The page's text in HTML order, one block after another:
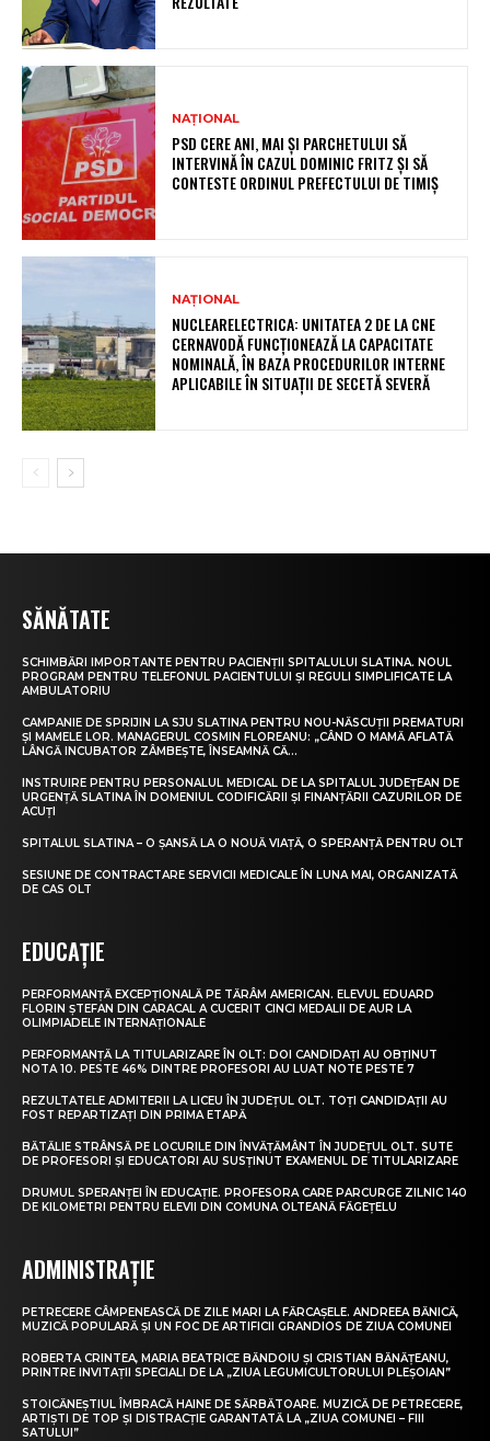
NAȚIONAL
PSD CERE ANI, MAI ȘI PARCHETULUI SĂ
INTERVINĂ ÎN CAZUL DOMINIC FRITZ ȘI SĂ
CONTESTE ORDINUL PREFECTULUI DE TIMIȘ
NAȚIONAL
NUCLEARELECTRICA: UNITATEA 2 DE LA CNE
CERNAVODĂ FUNCȚIONEAZĂ LA CAPACITATE
NOMINALĂ, ÎN BAZA PROCEDURILOR INTERNE
APLICABILE ÎN SITUAȚII DE SECETĂ SEVERĂ
SĂNĂTATE
SCHIMBĂRI IMPORTANTE PENTRU PACIENȚII SPITALULUI SLATINA. NOUL
PROGRAM PENTRU TELEFONUL PACIENTULUI ȘI REGULI SIMPLIFICATE LA
AMBULATORIU
CAMPANIE DE SPRIJIN LA SJU SLATINA PENTRU NOU-NĂSCUȚII PREMATURI
ȘI MAMELE LOR. MANAGERUL COSMIN FLOREANU: „CÂND O MAMĂ AFLATĂ
LÂNGĂ INCUBATOR ZÂMBEȘTE, ÎNSEAMNĂ CĂ...
INSTRUIRE PENTRU PERSONALUL MEDICAL DE LA SPITALUL JUDEȚEAN DE
URGENȚĂ SLATINA ÎN DOMENIUL CODIFICĂRII ȘI FINANȚĂRII CAZURILOR DE
ACUȚI
SPITALUL SLATINA – O ȘANSĂ LA O NOUĂ VIAȚĂ, O SPERANȚĂ PENTRU OLT
SESIUNE DE CONTRACTARE SERVICII MEDICALE ÎN LUNA MAI, ORGANIZATĂ
DE CAS OLT
EDUCAȚIE
PERFORMANȚĂ EXCEPȚIONALĂ PE TĂRÂM AMERICAN. ELEVUL EDUARD
FLORIN ȘTEFAN DIN CARACAL A CUCERIT CINCI MEDALII DE AUR LA
OLIMPIADELE INTERNAȚIONALE
PERFORMANȚĂ LA TITULARIZARE ÎN OLT: DOI CANDIDAȚI AU OBȚINUT
NOTA 10. PESTE 46% DINTRE PROFESORI AU LUAT NOTE PESTE 7
REZULTATELE ADMITERII LA LICEU ÎN JUDEȚUL OLT. TOȚI CANDIDAȚII AU
FOST REPARTIZAȚI DIN PRIMA ETAPĂ
BĂTĂLIE STRÂNSĂ PE LOCURILE DIN ÎNVĂȚĂMÂNT ÎN JUDEȚUL OLT. SUTE
DE PROFESORI ȘI EDUCATORI AU SUSȚINUT EXAMENUL DE TITULARIZARE
DRUMUL SPERANȚEI ÎN EDUCAȚIE. PROFESORA CARE PARCURGE ZILNIC 140
DE KILOMETRI PENTRU ELEVII DIN COMUNA OLTEANĂ FĂGEȚELU
ADMINISTRAȚIE
PETRECERE CÂMPENEASCĂ DE ZILE MARI LA FĂRCAȘELE. ANDREEA BĂNICĂ,
MUZICĂ POPULARĂ ȘI UN FOC DE ARTIFICII GRANDIOS DE ZIUA COMUNEI
ROBERTA CRINTEA, MARIA BEATRICE BĂNDOIU ȘI CRISTIAN BĂNĂȚEANU,
PRINTRE INVITAȚII SPECIALI DE LA „ZIUA LEGUMICULTORULUI PLEȘOIAN”
STOICĂNEȘTIUL ÎMBRACĂ HAINE DE SĂRBĂTOARE. MUZICĂ DE PETRECERE,
ARTIȘTI DE TOP ȘI DISTRACȚIE GARANTATĂ LA „ZIUA COMUNEI – FIII
SATULUI”